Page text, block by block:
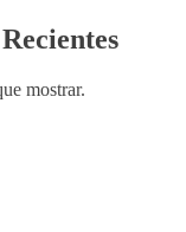
mostrar.